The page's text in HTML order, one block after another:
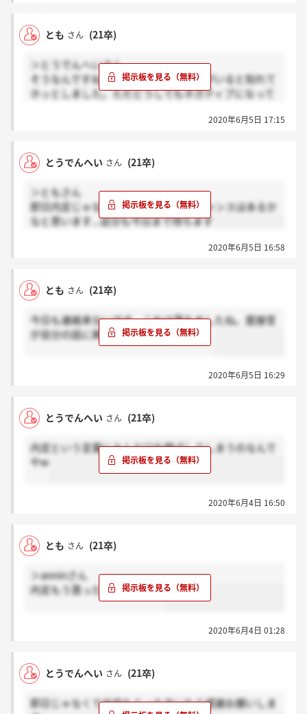
とも さん (21卒)
＞とうでんへいさん
そうなんですね。自分と同じ境遇の人がいると知れて
ホッとしました。ただどうしてもネガティブになって
2020年6月5日 17:15
とうでんへい さん (21卒)
＞ともさん
即日内定じゃない方もいるのでまだチャンスはあるか
なと思います...自分も今日まで待ちます
2020年6月5日 16:58
とも さん (21卒)
今日も連絡来ないです。これは落ちましたね。面接官
が自分の話に興味ない感じ凄かったし。
2020年6月5日 16:29
とうでんへい さん (21卒)
内定という言葉にみんな口を閉ざしてしまうのなんで
やw
2020年6月4日 16:50
とも さん (21卒)
＞anninさん
内定もう貰った感じですか？
2020年6月4日 01:28
とうでんへい さん (21卒)
即日じゃなくて内定もらった方いたら感謝お願いしま